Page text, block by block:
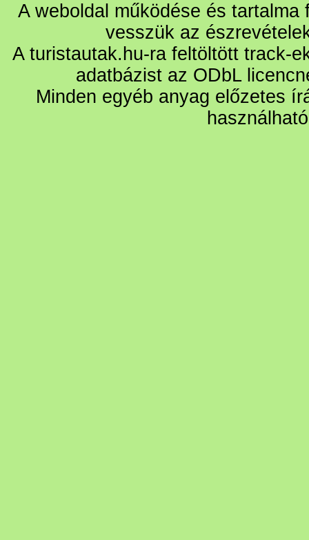
A weboldal működése és
vesszük az
A turistautak.hu-ra feltöltött track-
adatbázist az ODbL
Minden egyéb anyag előzetes